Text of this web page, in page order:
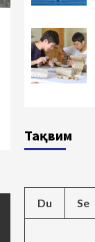
Тақвим
Du Se